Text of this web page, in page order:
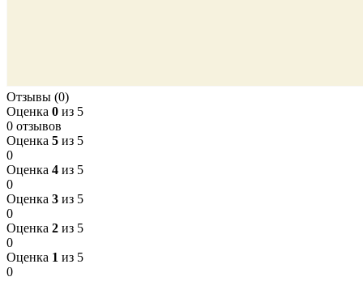
Отзывы (0)
Оценка 0 из 5
0 отзывов
Оценка 5 из 5
0
Оценка 4 из 5
0
Оценка 3 из 5
0
Оценка 2 из 5
0
Оценка 1 из 5
0